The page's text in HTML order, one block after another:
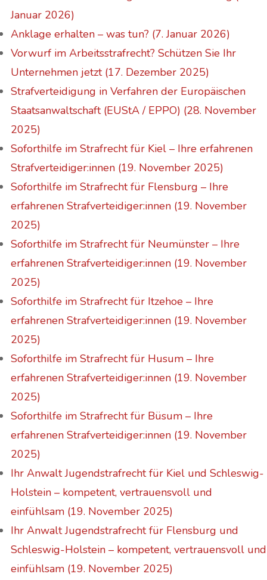
Januar 2026)
Anklage erhalten – was tun? (7. Januar 2026)
Vorwurf im Arbeitsstrafrecht? Schützen Sie Ihr
Unternehmen jetzt (17. Dezember 2025)
Strafverteidigung in Verfahren der Europäischen
Staatsanwaltschaft (EUStA / EPPO) (28. November
2025)
Soforthilfe im Strafrecht für Kiel – Ihre erfahrenen
Strafverteidiger:innen (19. November 2025)
Soforthilfe im Strafrecht für Flensburg – Ihre
erfahrenen Strafverteidiger:innen (19. November
2025)
Soforthilfe im Strafrecht für Neumünster – Ihre
erfahrenen Strafverteidiger:innen (19. November
2025)
Soforthilfe im Strafrecht für Itzehoe – Ihre
erfahrenen Strafverteidiger:innen (19. November
2025)
Soforthilfe im Strafrecht für Husum – Ihre
erfahrenen Strafverteidiger:innen (19. November
2025)
Soforthilfe im Strafrecht für Büsum – Ihre
erfahrenen Strafverteidiger:innen (19. November
2025)
Ihr Anwalt Jugendstrafrecht für Kiel und Schleswig-
Holstein – kompetent, vertrauensvoll und
einfühlsam (19. November 2025)
Ihr Anwalt Jugendstrafrecht für Flensburg und
Schleswig-Holstein – kompetent, vertrauensvoll und
einfühlsam (19. November 2025)